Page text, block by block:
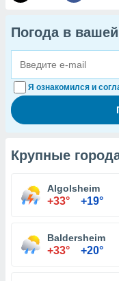
Погода в
Я ознакомился и
Крупные
Algolsheim
+33° +19°
Baldersheim
+33° +20°